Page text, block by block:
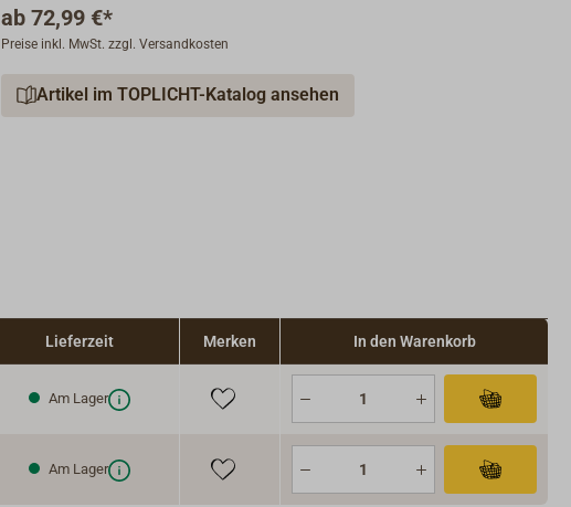
ab 72,99 €*
Preise inkl. MwSt. zzgl. Versandkosten
Artikel im TOPLICHT-Katalog ansehen
Lieferzeit Merken In den Warenkorb
Am Lager
Am Lager